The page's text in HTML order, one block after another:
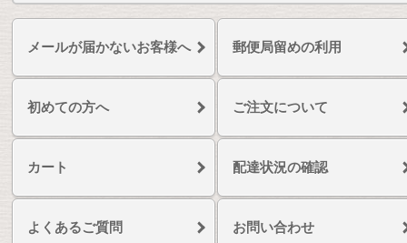
メールが届かないお客様へ 郵便局留めの利用
初めての方へ ご注文について
カート 配達状況の確認
よくあるご質問 お問い合わせ